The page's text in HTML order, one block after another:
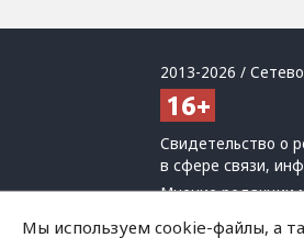
2013-2026 /
Свидетельство о
в сфере связи,
Мнение редакции
При
Мы используем cookie-файлы, а